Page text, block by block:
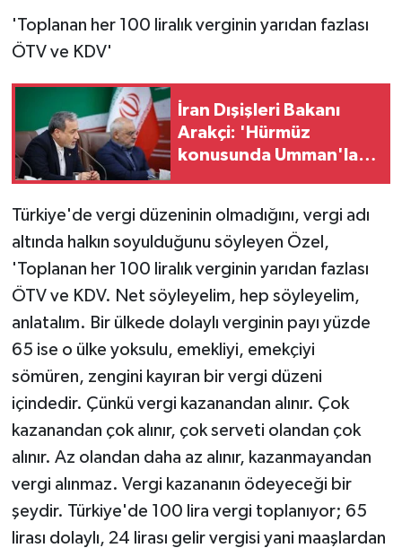
'Toplanan her 100 liralık verginin yarıdan fazlası
ÖTV ve KDV'
İran Dışişleri Bakanı
Arakçi: 'Hürmüz
konusunda Umman'la
Türkiye'de vergi düzeninin olmadığını, vergi adı
altında halkın soyulduğunu söyleyen Özel,
'Toplanan her 100 liralık verginin yarıdan fazlası
ÖTV ve KDV. Net söyleyelim, hep söyleyelim,
anlatalım. Bir ülkede dolaylı verginin payı yüzde
65 ise o ülke yoksulu, emekliyi, emekçiyi
sömüren, zengini kayıran bir vergi düzeni
içindedir. Çünkü vergi kazanandan alınır. Çok
kazanandan çok alınır, çok serveti olandan çok
alınır. Az olandan daha az alınır, kazanmayandan
vergi alınmaz. Vergi kazananın ödeyeceği bir
şeydir. Türkiye'de 100 lira vergi toplanıyor; 65
lirası dolaylı, 24 lirası gelir vergisi yani maaşlardan